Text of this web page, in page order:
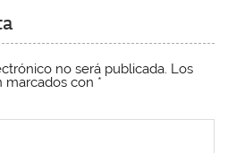
no será publicada. Los
marcados con *